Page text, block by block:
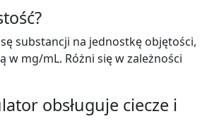
substancji na jednostkę objętości,
w mg/mL. Różni się w zależności
obsługuje ciecze i